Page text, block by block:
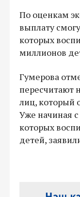
По оценкам
выплату
которых
миллионов
Гумерова
пересчитают
лиц, который
Уже начиная
которых
детей,